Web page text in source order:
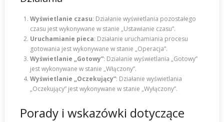
Wyświetlanie czasu: Działanie wyświetlania pozostałego
czasu jest wykonywane w stanie „Ustawianie czasu”.
Uruchamianie pieca: Działanie uruchamiania procesu
gotowania jest wykonywane w stanie „Operacja”.
Wyświetlanie „Gotowy”: Działanie wyświetlania „Gotowy”
jest wykonywane w stanie „Włączony”.
Wyświetlanie „Oczekujący”: Działanie wyświetlania
„Oczekujący” jest wykonywane w stanie „Wyłączony”.
Porady i wskazówki dotyczące